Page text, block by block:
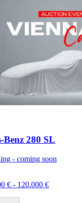
Benz 280 SL
- coming soon
€ - 120.000 €